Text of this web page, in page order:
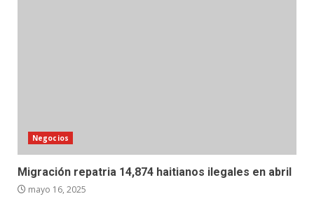
Negocios
Migración repatria 14,874 haitianos ilegales en abril
mayo 16, 2025